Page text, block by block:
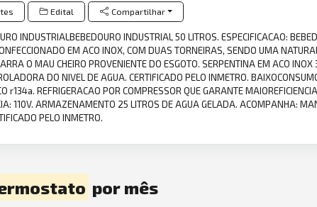
Edital Compartilhar
INDUSTRIALBEBEDOURO INDUSTRIAL 50 LITROS. ESPECIFICACAO:
EM ACO INOX, COM DUAS TORNEIRAS, SENDO UMA
O MAU CHEIRO PROVENIENTE DO ESGOTO. SERPENTINA EM ACO
DO NIVEL DE AGUA. CERTIFICADO PELO INMETRO.
r134a. REFRIGERACAO POR COMPRESSOR QUE GARANTE
110V. ARMAZENAMENTO 25 LITROS DE AGUA GELADA. ACOMPANHA:
PELO INMETRO.
por mês